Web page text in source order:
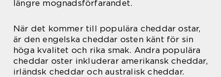
längre mognadsförfarandet.
När det kommer till populära cheddar ostar,
är den engelska cheddar osten känt för sin
höga kvalitet och rika smak. Andra populära
cheddar oster inkluderar amerikansk cheddar,
irländsk cheddar och australisk cheddar.